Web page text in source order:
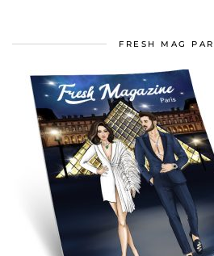
FRESH MAG